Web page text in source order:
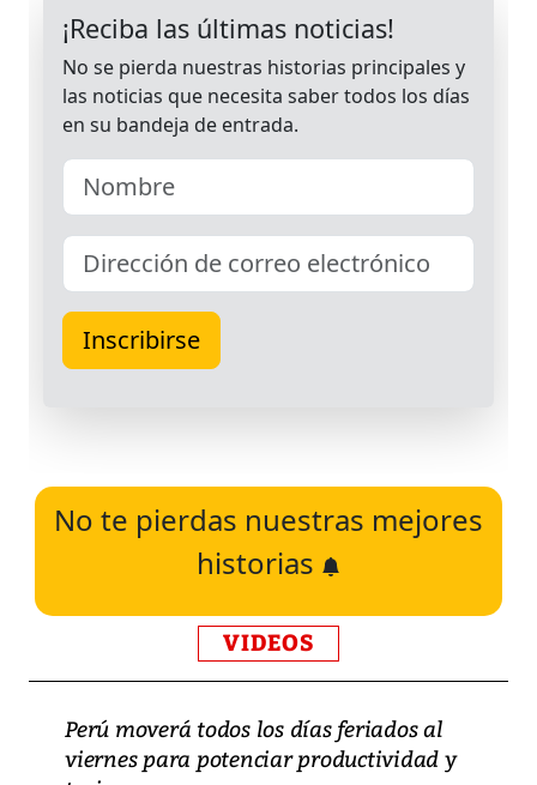
No te pierdas nuestras mejores
historias
VIDEOS
Perú moverá todos los días feriados al
viernes para potenciar productividad y